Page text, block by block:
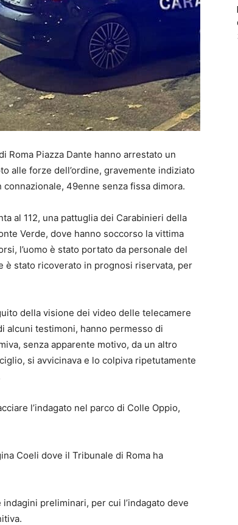
Roma Piazza Dante hanno arrestato un
alle forze dell’ordine, gravemente indiziato
49enne senza fissa dimora.
al 112, una pattuglia dei Carabinieri della
Verde, dove hanno soccorso la vittima
l’uomo è stato portato da personale del
è stato ricoverato in prognosi riservata, per
della visione dei video delle telecamere
alcuni testimoni, hanno permesso di
senza apparente motivo, da un altro
si avvicinava e lo colpiva ripetutamente
l’indagato nel parco di Colle Oppio,
Coeli dove il Tribunale di Roma ha
preliminari, per cui l’indagato deve